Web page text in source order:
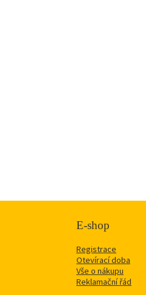
E-shop
Registrace
Otevírací doba
Vše o nákupu
Reklamační řád